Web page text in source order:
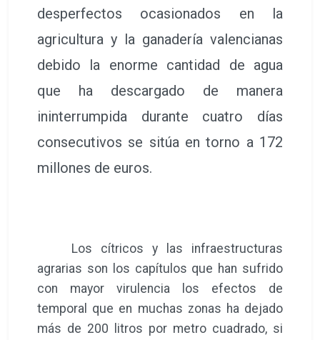
desperfectos ocasionados en la
agricultura y la ganadería valencianas
debido la enorme cantidad de agua
que ha descargado de manera
ininterrumpida durante cuatro días
consecutivos se sitúa en torno a 172
millones de euros.
Los cítricos y las infraestructuras
agrarias son los capítulos que han sufrido
con mayor virulencia los efectos de
temporal que en muchas zonas ha dejado
más de 200 litros por metro cuadrado, si